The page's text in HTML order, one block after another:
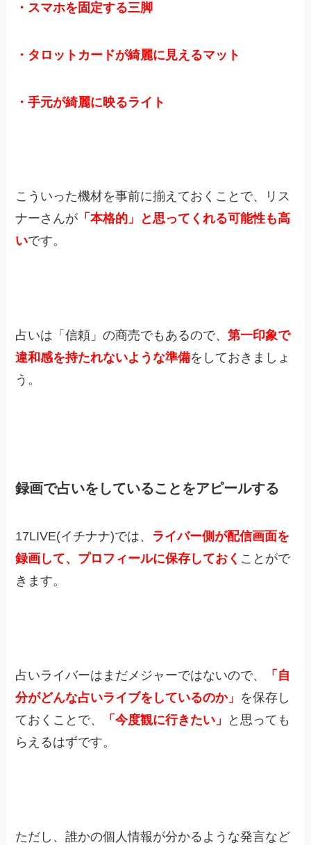
・スマホを固定する三脚
・タロットカードが綺麗に見えるマット
・手元が綺麗に映るライト
こういった機材を事前に揃えておくことで、リス
ナーさんが 「本格的」と思ってくれる可能性も高
いです。
占いは「信頼」の商売でもあるので、第一印象で
違和感を持たれないような準備をしておきましょ
う。
録画で占いをしていることをアピールする
17LIVE(イチナナ)では、 ライバー側が配信画面を
録画して、プロフィールに保存しておく ことがで
きます。
占いライバーはまだメジャーではないので、
「自
分がどんな占いライブをしているのか」 を保存し
ておくことで、
「今度観に行きたい」
と思っても
らえるはずです。
ただし、誰かの個人情報が分かるような発言など